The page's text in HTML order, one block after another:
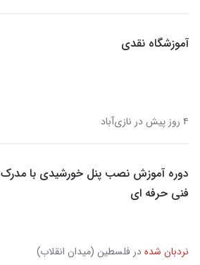
آموزشگاه نقدی
۴ روز پیش در نازی‌آباد
دوره آموزش نصب پنل خورشیدی با مدرک
فنی حرفه ای
نردبان شدهدر فلسطین (میدان انقلاب)